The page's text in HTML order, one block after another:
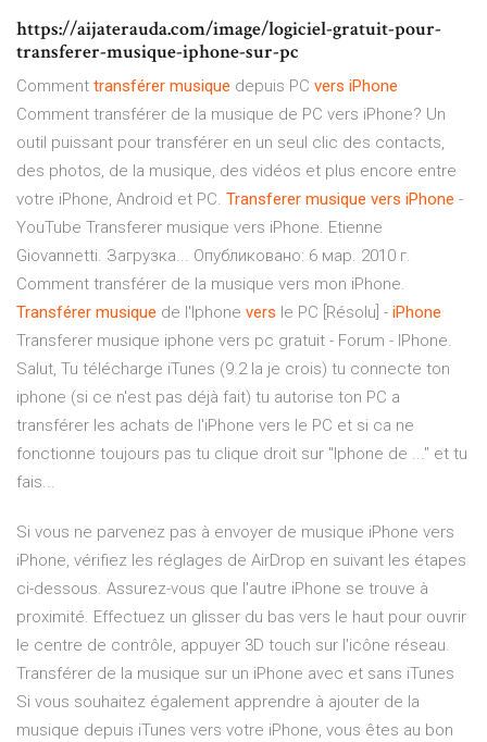
https://aijaterauda.com/image/logiciel-gratuit-pour-
transferer-musique-iphone-sur-pc
Comment transférer musique depuis PC vers iPhone
Comment transférer de la musique de PC vers iPhone? Un
outil puissant pour transférer en un seul clic des contacts,
des photos, de la musique, des vidéos et plus encore entre
votre iPhone, Android et PC. Transferer musique vers iPhone -
YouTube Transferer musique vers iPhone. Etienne
Giovannetti. Загрузка... Опубликовано: 6 мар. 2010 г.
Comment transférer de la musique vers mon iPhone.
Transférer musique de l'Iphone vers le PC [Résolu] - iPhone
Transferer musique iphone vers pc gratuit - Forum - IPhone.
Salut, Tu télécharge iTunes (9.2 la je crois) tu connecte ton
iphone (si ce n'est pas déjà fait) tu autorise ton PC a
transférer les achats de l'iPhone vers le PC et si ca ne
fonctionne toujours pas tu clique droit sur "Iphone de ..." et tu
fais...
Si vous ne parvenez pas à envoyer de musique iPhone vers
iPhone, vérifiez les réglages de AirDrop en suivant les étapes
ci-dessous. Assurez-vous que l'autre iPhone se trouve à
proximité. Effectuez un glisser du bas vers le haut pour ouvrir
le centre de contrôle, appuyer 3D touch sur l'icône réseau.
Transférer de la musique sur un iPhone avec et sans iTunes
Si vous souhaitez également apprendre à ajouter de la
musique depuis iTunes vers votre iPhone, vous êtes au bon